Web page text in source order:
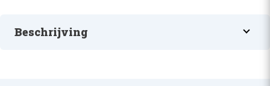
Beschrijving